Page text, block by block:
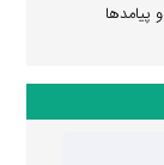
پیامدها